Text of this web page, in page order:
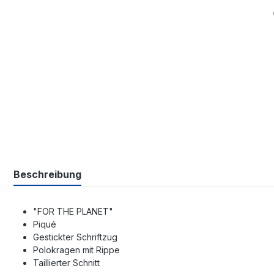
Beschreibung
"FOR THE PLANET"
Piqué
Gestickter Schriftzug
Polokragen mit Rippe
Taillierter Schnitt